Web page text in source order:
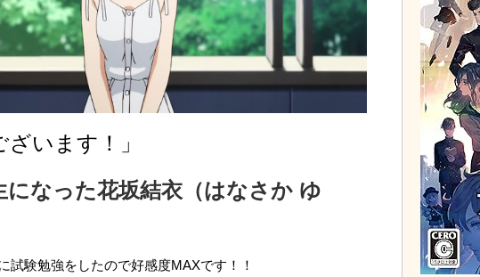
ざいます！」
になった花坂結衣（はなさか ゆ
試験勉強をしたので好感度MAXです！！